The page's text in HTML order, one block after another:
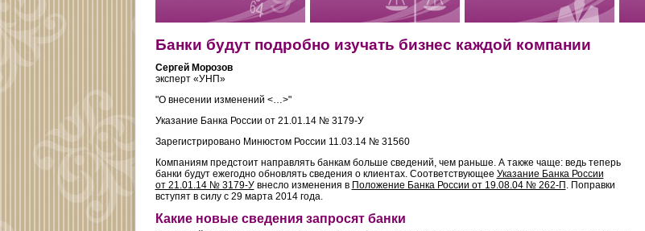
Банки будут подробно изучать бизнес каждой компании
Сергей Морозов
эксперт «УНП»
"О внесении изменений <…>"
Указание Банка России от 21.01.14 № 3179-У
Зарегистрировано Минюстом России 11.03.14 № 31560
Компаниям предстоит направлять банкам больше сведений, чем раньше. А также чаще: ведь теперь
банки будут ежегодно обновлять сведения о клиентах. Соответствующее Указание Банка России
от 21.01.14 № 3179-Увнесло изменения в Положение Банка России от 19.08.04 № 262-П . Поправки
вступят в силу с 29 марта 2014 года.
Какие новые сведения запросят банки